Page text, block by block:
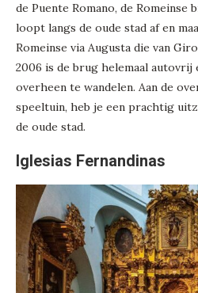
de Puente Romano, de
loopt langs de oude stad af en
Romeinse via Augusta die van
2006 is de brug helemaal
overheen te wandelen. Aan de
speeltuin, heb je een prachtig
de oude stad.
Iglesias Fernandinas